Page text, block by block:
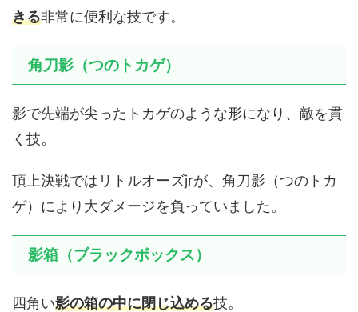
きる非常に便利な技です。
角刀影（つのトカゲ）
影で先端が尖ったトカゲのような形になり、敵を貫
く技。
頂上決戦ではリトルオーズjrが、角刀影（つのトカ
ゲ）により大ダメージを負っていました。
影箱（ブラックボックス）
四角い影の箱の中に閉じ込める技。